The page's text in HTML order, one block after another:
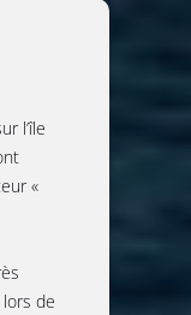
l’île
«
de